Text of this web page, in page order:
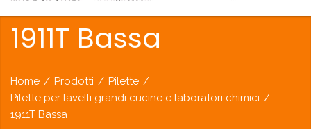
1911T Bassa
Home / Prodotti / Pilette /
Pilette per lavelli grandi cucine e laboratori chimici /
1911T Bassa